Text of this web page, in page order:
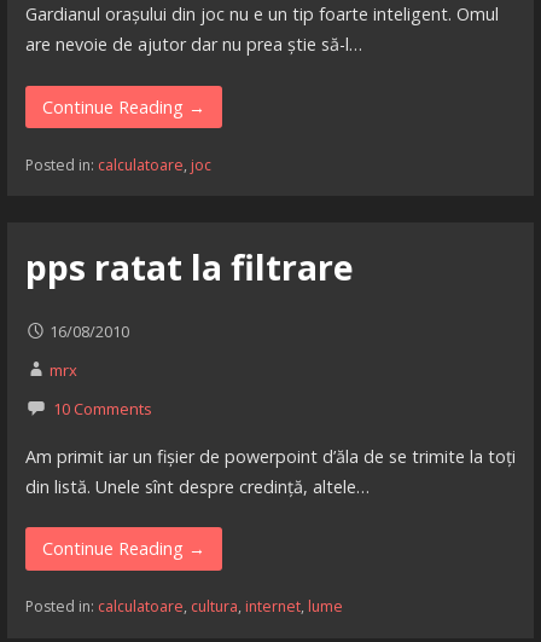
Gardianul orașului din joc nu e un tip foarte inteligent. Omul
are nevoie de ajutor dar nu prea știe să-l…
Continue Reading →
Posted in: calculatoare, joc
pps ratat la filtrare
16/08/2010
mrx
10 Comments
Am primit iar un fișier de powerpoint d’ăla de se trimite la toți
din listă. Unele sînt despre credință, altele…
Continue Reading →
Posted in: calculatoare, cultura, internet, lume